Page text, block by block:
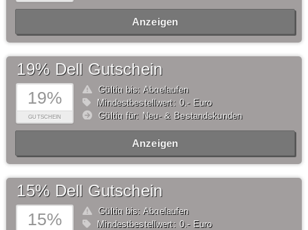
Anzeigen
19%
GUTSCHEIN
19% Dell Gutschein
Gültig bis: Abgelaufen
Mindestbestellwert: 0,- Euro
Gültig für: Neu- & Bestandskunden
Anzeigen
15%
15% Dell Gutschein
Gültig bis: Abgelaufen
Mindestbestellwert: 0,- Euro